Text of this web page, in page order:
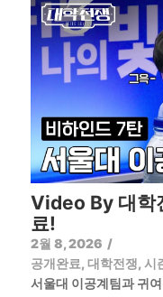
Video By 대학
료!
2월 8, 2026 /
공개완료, 대학전쟁, 시
서울대 이공계팀과 귀